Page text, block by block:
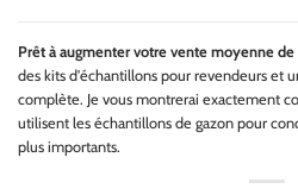
Prêt à augmenter votre vente moyenne
des kits d'échantillons pour revendeurs et
complète. Je vous montrerai exactement
utilisent les échantillons de gazon pour
plus importants.